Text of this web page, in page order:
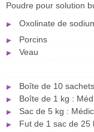
Poudre pour solution
Oxolinate de
Porcins
Veau
Boîte de 10
Boîte de 1 kg :
Sac de 5 kg :
Fut de 1 sac de 25